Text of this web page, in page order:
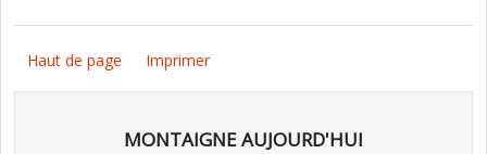
Haut de page Imprimer
MONTAIGNE AUJOURD'HUI